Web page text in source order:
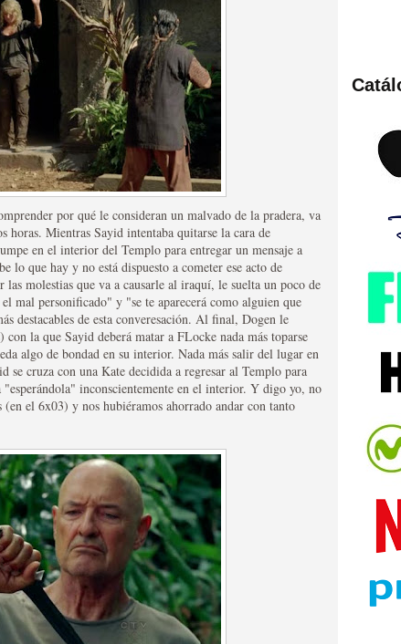
de viajes en el tiempo
que no es
de Amazon
por qué le consideran un malvado de la pradera, va
horas. Mientras Sayid intentaba quitarse la cara de
en el interior del Templo para entregar un mensaje a
lo que hay y no está dispuesto a cometer ese acto de
molestias que va a causarle al iraquí, le suelta un poco de
mal personificado" y "se te aparecerá como alguien que
destacables de esta converesación. Al final, Dogen le
con la que Sayid deberá matar a FLocke nada más toparse
algo de bondad en su interior. Nada más salir del lugar en
se cruza con una Kate decidida a regresar al Templo para
inconscientemente en el interior. Y digo yo, no
el 6x03) y nos hubiéramos ahorrado andar con tanto